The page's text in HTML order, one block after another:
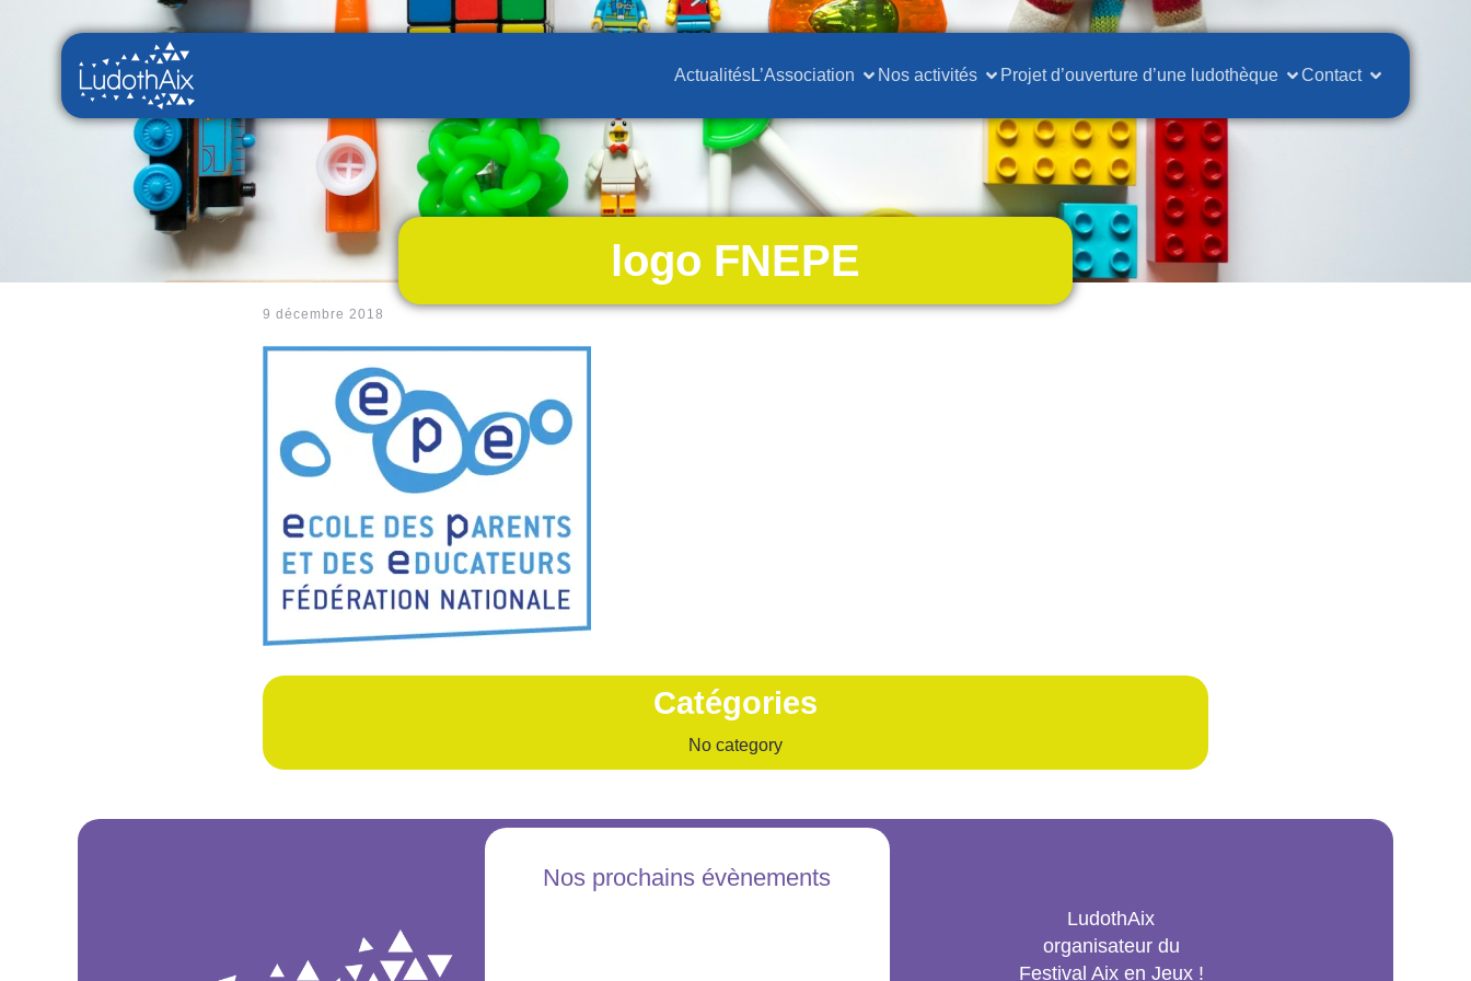
ActualitésL’Association Nos activités Projet d’ouverture d’une ludothèque Contact
logo FNEPE
9 décembre 2018
Catégories
No category
Nos prochains évènements
LudothAix
organisateur du
Festival Aix en Jeux !